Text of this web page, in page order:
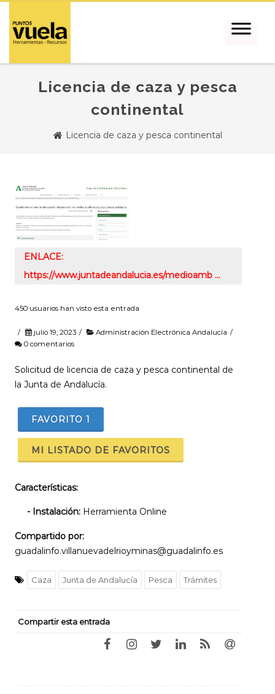
Licencia de caza y pesca
continental
Licencia de caza y pesca continental
ENLACE:
https://www.juntadeandalucia.es/medioamb …
450 usuarios han visto esta entrada
/ julio 19, 2023 / Administración Electrónica Andalucía /
0 comentarios
Solicitud de licencia de caza y pesca continental de
la Junta de Andalucía.
FAVORITO 1
MI LISTADO DE FAVORITOS
Características:
- Instalación: Herramienta Online
Compartido por:
guadalinfo.villanuevadelrioyminas@guadalinfo.es
Caza Junta de Andalucía Pesca Trámites
Compartir esta entrada